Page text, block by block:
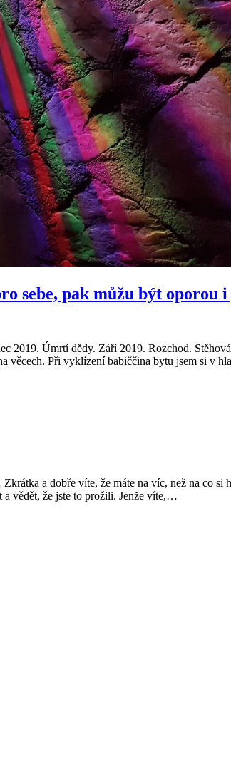
sebe, pak můžu být oporou
2019. Úmrtí dědy. Září 2019. Rozchod.
věcech. Při vyklízení babiččina bytu jsem si v
a dobře víte, že máte na víc, než na co
a vědět, že jste to prožili. Jenže víte,…